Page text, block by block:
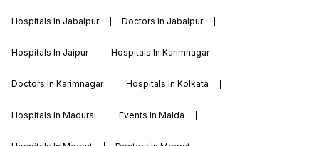
Hospitals In Jabalpur Doctors In Jabalpur
Hospitals In Jaipur Hospitals In Karimnagar
Doctors In Karimnagar Hospitals In Kolkata
Hospitals In Madurai Events In Malda